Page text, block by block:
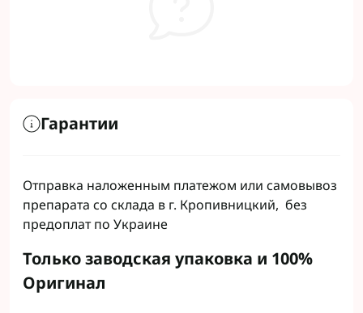
Гарантии
Отправка наложенным платежом или самовывоз
препарата со склада в г. Кропивницкий, без
предоплат по Украине
Только заводская упаковка и 100%
Оригинал